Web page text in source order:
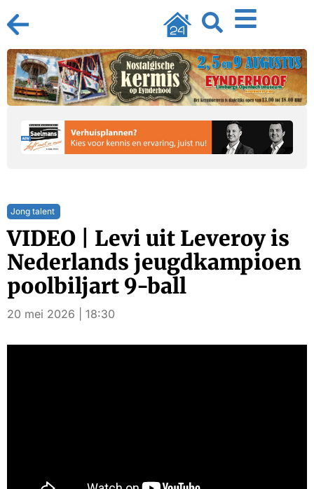
Jong talent
VIDEO | Levi uit Leveroy is
Nederlands jeugdkampioen
poolbiljart 9-ball
20 mei 2026 | 18:30